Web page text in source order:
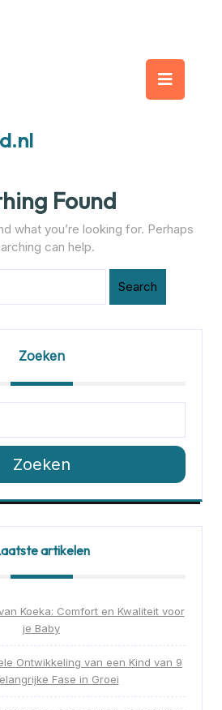
Found
what you’re looking for. Perhaps
can help.
Search
Zoeken
Zoeken
artikelen
Koeka: Comfort en Kwaliteit voor
je Baby
Ontwikkeling van een Kind van 9
Fase in Groei